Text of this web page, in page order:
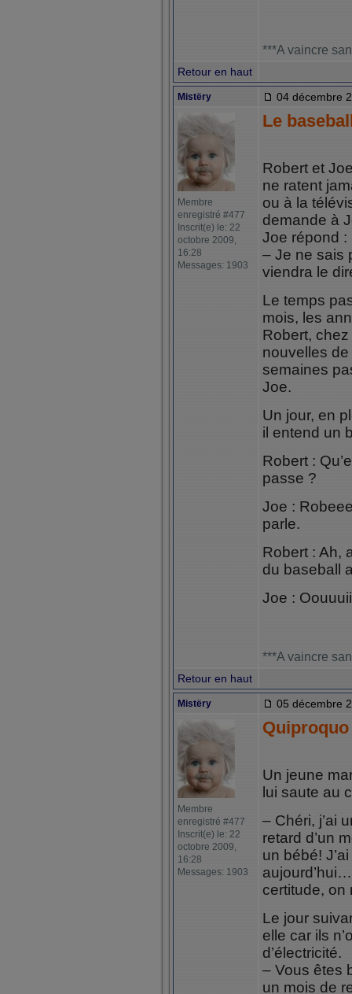
***A vaincre
Retour en haut
Mistëry 04 décembre
Membre
enregistré #477
Inscrit(e) le: 22
octobre 2009,
16:28
Messages: 1903
Le
Robert et
ne ratent
ou à la
demande à
Joe répond :
– Je ne sais
viendra le
Le temps
mois, les
Robert,
nouvelles
semaines
Joe.
Un jour, en
il entend un
Robert :
passe ?
Joe :
parle.
Robert : Ah,
du baseball
Joe :
***A vaincre
Retour en haut
Mistëry 05 décembre
Membre
enregistré #477
Inscrit(e) le: 22
octobre 2009,
16:28
Messages: 1903
Quiproquo
Un jeune
lui saute au
– Chéri, j’ai
retard d’un
un bébé!
certitude, on
Le jour
elle car ils
d’électricité.
– Vous êtes
un mois de